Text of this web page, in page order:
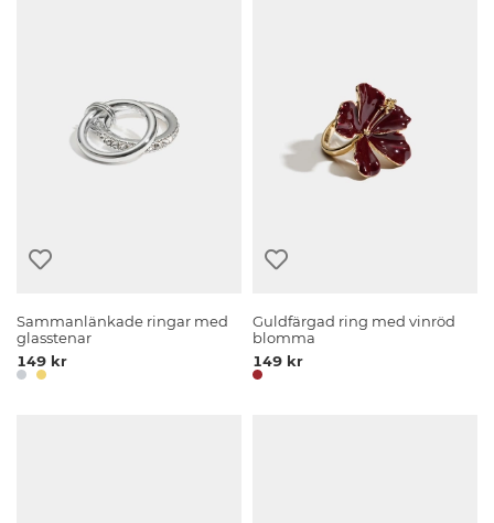
Sammanlänkade ringar med
glasstenar
149 kr
Guldfärgad ring med vinröd
blomma
149 kr